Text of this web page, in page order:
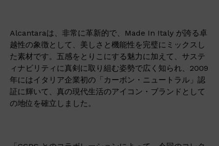
Alcantaraは、非常に革新的で、Made In Italy が誇る卓
越性の象徴として、美しさと機能性を完璧にミックスし
た素材です。五感をとりこにする魅力に加えて、サステ
ィナビリティに真剣に取り組む姿勢で広く知られ、2009
年にはイタリア企業初の「カーボン・ニュートラル」認
証に輝いて、真の現代生活のアイコン・ブランドとして
の地位を確立しました。